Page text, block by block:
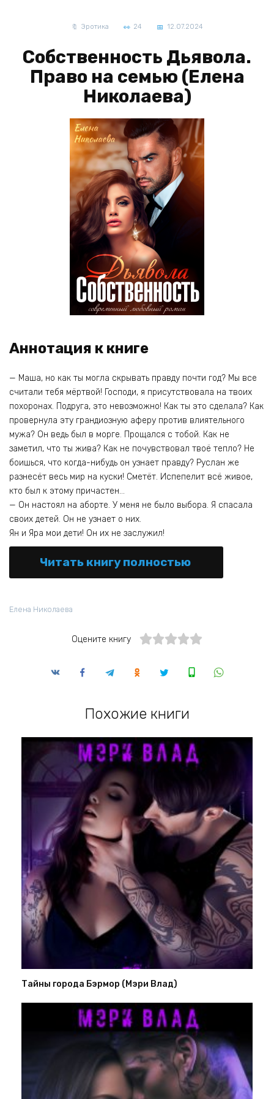
Эротика 24 12.07.2024
Собственность Дьявола.
Право на семью (Елена
Николаева)
Аннотация к книге
— Маша, но как ты могла скрывать правду почти год? Мы все
считали тебя мёртвой! Господи, я присутствовала на твоих
похоронах. Подруга, это невозможно! Как ты это сделала? Как
провернула эту грандиозную аферу против влиятельного
мужа? Он ведь был в морге. Прощался с тобой. Как не
заметил, что ты жива? Как не почувствовал твоё тепло? Не
боишься, что когда-нибудь он узнает правду? Руслан же
разнесёт весь мир на куски! Сметёт. Испепелит всё живое,
кто был к этому причастен…
— Он настоял на аборте. У меня не было выбора. Я спасала
своих детей. Он не узнает о них.
Ян и Яра мои дети! Он их не заслужил!
Читать книгу полностью
Елена Николаева
Оцените книгу
Похожие книги
Тайны города Бэрмор (Мэри Влад)